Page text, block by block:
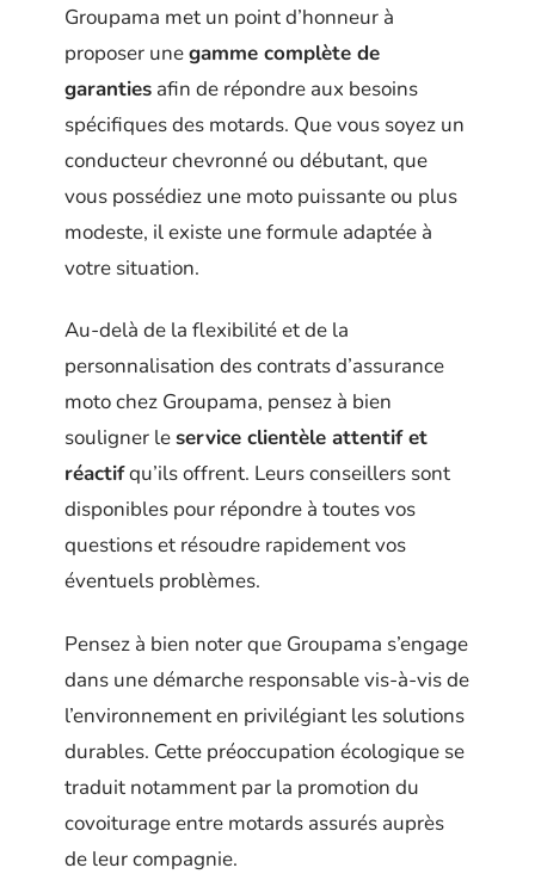
Groupama met un point d’honneur à
proposer unegamme complète de
garanties afin de répondre aux besoins
spécifiques des motards. Que vous soyez un
conducteur chevronné ou débutant, que
vous possédiez une moto puissante ou plus
modeste, il existe une formule adaptée à
votre situation.
Au-delà de la flexibilité et de la
personnalisation des contrats d’assurance
moto chez Groupama, pensez à bien
souligner leservice clientèle attentif et
réactifqu’ils offrent. Leurs conseillers sont
disponibles pour répondre à toutes vos
questions et résoudre rapidement vos
éventuels problèmes.
Pensez à bien noter que Groupama s’engage
dans une démarche responsable vis-à-vis de
l’environnement en privilégiant les solutions
durables. Cette préoccupation écologique se
traduit notamment par la promotion du
covoiturage entre motards assurés auprès
de leur compagnie.